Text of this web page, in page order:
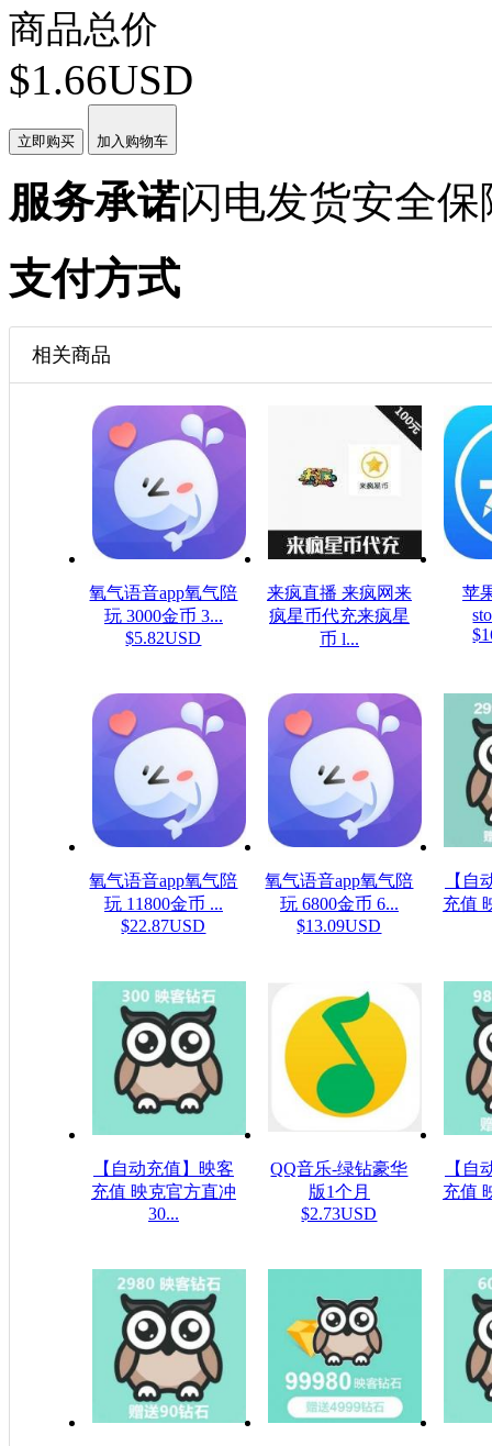
商品总价
$1.66USD
立即购买 加入购物车
服务承诺闪电发货安全保
支付方式
相关商品
氧气语音app氧气陪
玩 3000金币 3...
$5.82USD
来疯直播 来疯网来
疯星币代充来疯星
币 l...
苹
氧气语音app氧气陪
玩 11800金币 ...
$22.87USD
氧气语音app氧气陪
玩 6800金币 6...
$13.09USD
【自
充值
【自动充值】映客
充值 映克官方直冲
30...
QQ音乐-绿钻豪华
版1个月
$2.73USD
【自
充值